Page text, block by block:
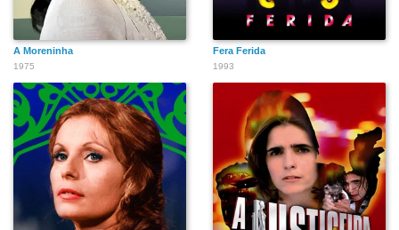
A Moreninha
1975
Fera Ferida
1993